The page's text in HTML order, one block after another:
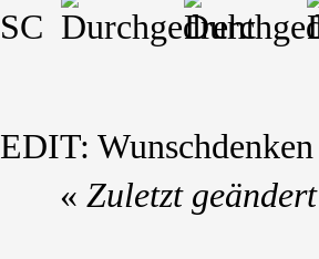
SC
EDIT:
« Zuletzt